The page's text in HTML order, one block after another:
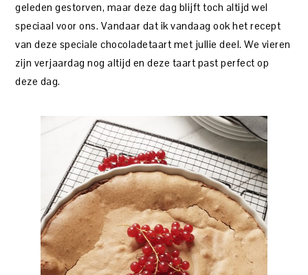
geleden gestorven, maar deze dag blijft toch altijd wel
speciaal voor ons. Vandaar dat ik vandaag ook het recept
van deze speciale chocoladetaart met jullie deel. We vieren
zijn verjaardag nog altijd en deze taart past perfect op
deze dag.